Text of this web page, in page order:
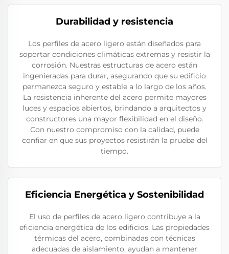
Durabilidad y resistencia
Los perfiles de acero ligero están diseñados para
soportar condiciones climáticas extremas y resistir la
corrosión. Nuestras estructuras de acero están
ingenieradas para durar, asegurando que su edificio
permanezca seguro y estable a lo largo de los años.
La resistencia inherente del acero permite mayores
luces y espacios abiertos, brindando a arquitectos y
constructores una mayor flexibilidad en el diseño.
Con nuestro compromiso con la calidad, puede
confiar en que sus proyectos resistirán la prueba del
tiempo.
Eficiencia Energética y Sostenibilidad
El uso de perfiles de acero ligero contribuye a la
eficiencia energética de los edificios. Las propiedades
térmicas del acero, combinadas con técnicas
adecuadas de aislamiento, ayudan a mantener